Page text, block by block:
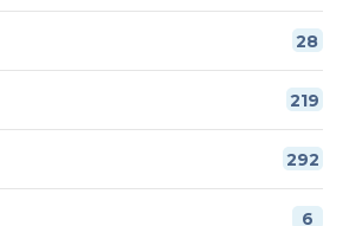
28
219
292
6